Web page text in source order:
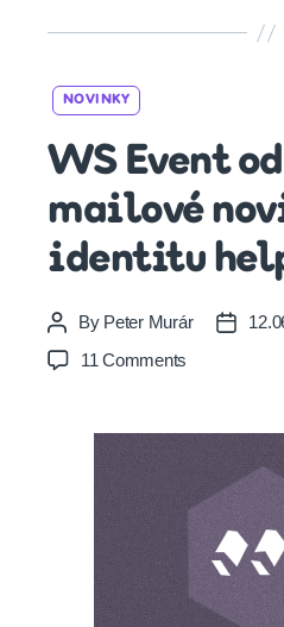
NOVINKY
WS Event
mailové
identitu
Post
author
By Peter Murár
Post
11 Comments
odhalil
mailové
novinky,
identitu
helpdesku